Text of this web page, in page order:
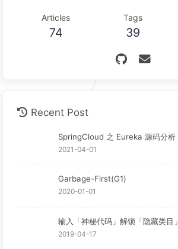
Articles
74
Tags
39
Recent Post
SpringCloud 之 Eureka 源码分析
2021-04-01
Garbage-First(G1)
2020-01-01
输入「神秘代码」解锁「隐藏类目」
2019-04-17